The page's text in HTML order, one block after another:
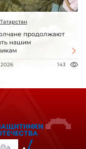
продолжают
нашим
143